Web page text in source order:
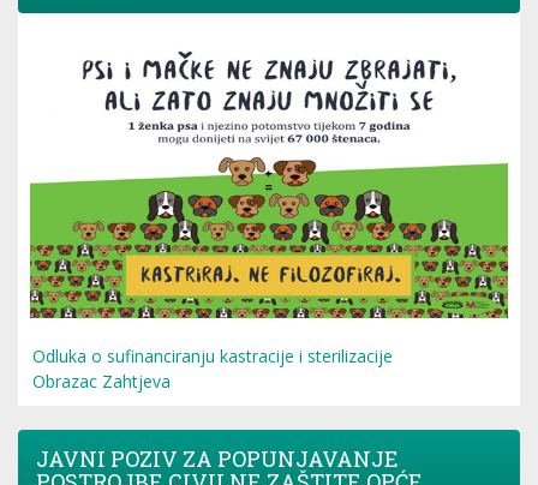
Odluka o sufinanciranju kastracije i sterilizacije
Obrazac Zahtjeva
JAVNI POZIV ZA POPUNJAVANJE